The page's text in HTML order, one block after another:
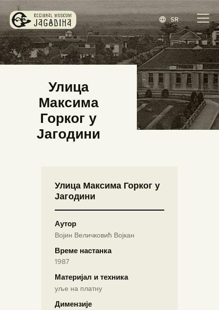
SR
Улица
Максима
Горког у
Јагодини
ЗАВИЧАЈНИ МУЗЕЈ ЈАГОДИНА
www.jagodina.museum
ЗБИРКЕ
ИЗЛОЖБЕ
ДОГАЂАЈИ
ИЗДАВАШТВО
ENGLISH(ЕНГЛЕСКИ)
Улица Максима Горког у
Јагодини
Аутор
Војин Величковић Војкан
Време настанка
1987
Материјал и техника
уље на платну
Димензије